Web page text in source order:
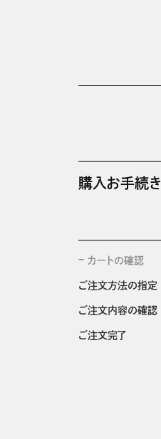
購入お手続き
カートの確認
ご注文方法の指定
ご注文内容の確認
ご注文完了